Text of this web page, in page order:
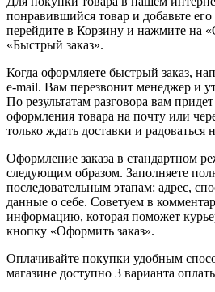
понравившийся товар и добавьте его
перейдите в Корзину и нажмите на
«Быстрый заказ».
Когда оформляете быстрый заказ,
e-mail. Вам перезвонит менеджер и
По результатам разговора вам
оформления товара на почту или
только ждать доставки и радоваться
Оформление заказа в стандартном
следующим образом. Заполняете
последовательным этапам: адрес,
данные о себе. Советуем в
информацию, которая поможет
кнопку «Оформить заказ».
Оплачивайте покупки удобным
магазине доступно 3 варианта